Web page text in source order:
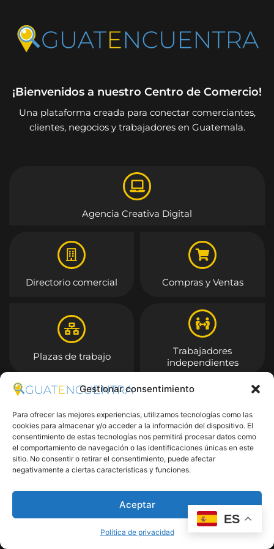
Gestionar consentimiento
Para ofrecer las mejores experiencias, utilizamos tecnologías como las
cookies para almacenar y/o acceder a la información del dispositivo. El
consentimiento de estas tecnologías nos permitirá procesar datos como
el comportamiento de navegación o las identificaciones únicas en este
sitio. No consentir o retirar el consentimiento, puede afectar
negativamente a ciertas características y funciones.
Aceptar
Política de privacidad
¡Bienvenidos a nuestro Centro de Comercio!
Una plataforma creada para conectar comerciantes,
clientes, negocios y trabajadores en Guatemala.
Agencia Creativa Digital
Directorio comercial Compras y Ventas
Plazas de trabajo
Trabajadores
independientes
Entrar
ES